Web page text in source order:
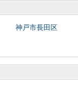
神戸市長田区